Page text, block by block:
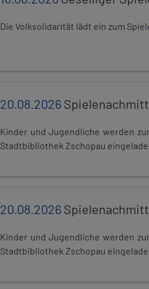
Die Volksolidarität lädt ein zum
20.08.2026
Kinder und Jugendliche werden
Stadtbibliothek Zschopau
20.08.2026
Kinder und Jugendliche werden
Stadtbibliothek Zschopau